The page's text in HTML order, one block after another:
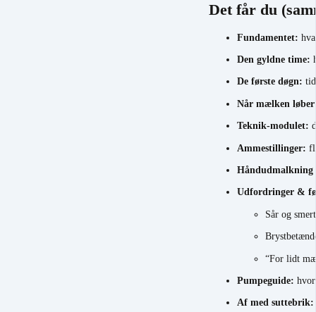
Det får du
Fundamentet:
Den gyldne time:
De første døgn:
Når mælken
Teknik-modulet:
Ammestillinger:
Udfordringer &
Sår og
“For lidt
Pumpeguide:
Af med suttebrik: